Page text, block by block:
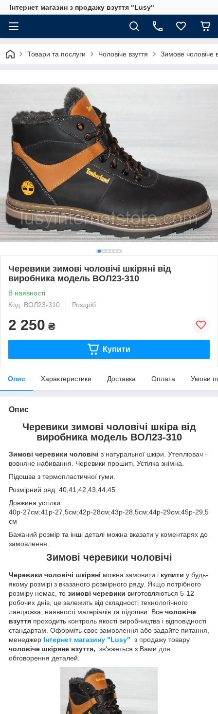
Інтернет магазин з продажу взуття "Lusy"
Товари та послуги Чоловіче взуття Зимове чоловіче
Черевики зимові чоловічі шкіряні від
виробника модель ВОЛ23-310
В наявності
Код: ВОЛ23-310
Роздріб
2 250 ₴
Купити
Опис Характеристики Доставка Оплата Умови
Опис
Черевики зимові чоловічі шкіра від
виробника модель ВОЛ23-310
Зимові черевики чоловічі з натуральної шкіри. Утеплювач -
вовняне набивання. Черевики прошиті. Устілка знімна.
Підошва з термопластичної гуми.
Розмірний ряд: 40,41,42,43,44,45
Довжина устілки:
40р-27см;41р-27,5см;42р-28см;43р-28,5см;44р-29см;45р-29,5
см
Бажаний розмір та інші деталі можна вказати у коментарях до
замовлення.
Зимові черевики чоловічі
Черевики чоловічі шкіряні можна замовити і купити у будь-
якому розмірі з вказаного розмірного ряду. Якщо потрібного
розміру немає, то зимові черевики виготовляються 5-12
робочих днів, це залежить від складності технологічного
ланцюжка, наявності матеріалів та підошви. Все чоловіче
взуття проходить контроль якості виробництва і відповідності
стандартам. Оформіть своє замовлення або задайте питання,
менеджер Інтернет магазину "Lusy" з продажу товару
чоловіче шкіряне взуття, зв'яжеться з Вами для
обговорення деталей.